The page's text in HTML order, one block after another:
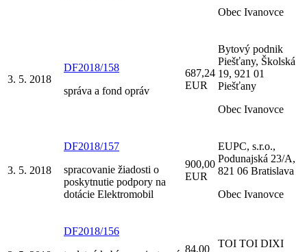
Obec Ivanovce
3. 5. 2018
DF2018/158
správa a fond opráv
687,24
EUR
Bytový podnik
Piešťany, Školská
19, 921 01
Piešťany
Obec Ivanovce
3. 5. 2018
DF2018/157
spracovanie žiadosti o
poskytnutie podpory na
dotácie Elektromobil
900,00
EUR
EUPC, s.r.o.,
Podunajská 23/A,
821 06 Bratislava
Obec Ivanovce
DF2018/156
84,00 TOI TOI DIXI